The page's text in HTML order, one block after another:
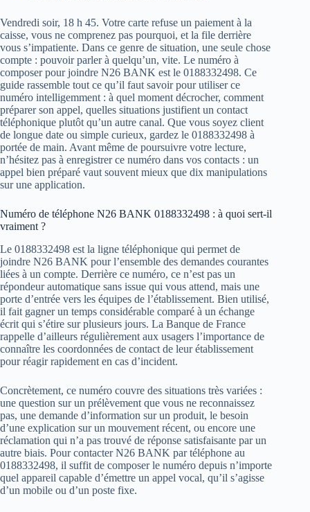
Vendredi soir, 18 h 45. Votre carte refuse un paiement à la
caisse, vous ne comprenez pas pourquoi, et la file derrière
vous s’impatiente. Dans ce genre de situation, une seule chose
compte : pouvoir parler à quelqu’un, vite. Le numéro à
composer pour joindre N26 BANK est le 0188332498. Ce
guide rassemble tout ce qu’il faut savoir pour utiliser ce
numéro intelligemment : à quel moment décrocher, comment
préparer son appel, quelles situations justifient un contact
téléphonique plutôt qu’un autre canal. Que vous soyez client
de longue date ou simple curieux, gardez le 0188332498 à
portée de main. Avant même de poursuivre votre lecture,
n’hésitez pas à enregistrer ce numéro dans vos contacts : un
appel bien préparé vaut souvent mieux que dix manipulations
sur une application.
Numéro de téléphone N26 BANK 0188332498 : à quoi sert-il
vraiment ?
Le 0188332498 est la ligne téléphonique qui permet de
joindre N26 BANK pour l’ensemble des demandes courantes
liées à un compte. Derrière ce numéro, ce n’est pas un
répondeur automatique sans issue qui vous attend, mais une
porte d’entrée vers les équipes de l’établissement. Bien utilisé,
il fait gagner un temps considérable comparé à un échange
écrit qui s’étire sur plusieurs jours. La Banque de France
rappelle d’ailleurs régulièrement aux usagers l’importance de
connaître les coordonnées de contact de leur établissement
pour réagir rapidement en cas d’incident.
Concrètement, ce numéro couvre des situations très variées :
une question sur un prélèvement que vous ne reconnaissez
pas, une demande d’information sur un produit, le besoin
d’une explication sur un mouvement récent, ou encore une
réclamation qui n’a pas trouvé de réponse satisfaisante par un
autre biais. Pour contacter N26 BANK par téléphone au
0188332498, il suffit de composer le numéro depuis n’importe
quel appareil capable d’émettre un appel vocal, qu’il s’agisse
d’un mobile ou d’un poste fixe.